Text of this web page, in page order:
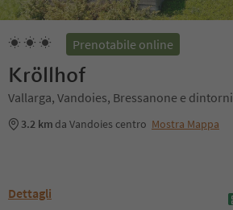
Prenotabile online
Kröllhof
Vallarga, Vandoies, Bressanone e dintorni
3.2 km da Vandoies centro Mostra Mappa
Dettagli